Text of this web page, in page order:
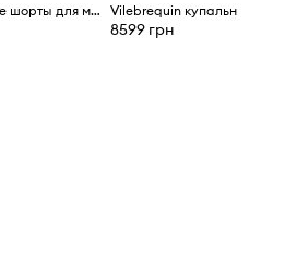
Vilebrequin купальные шорты для мужчин MAHINA
8599 грн